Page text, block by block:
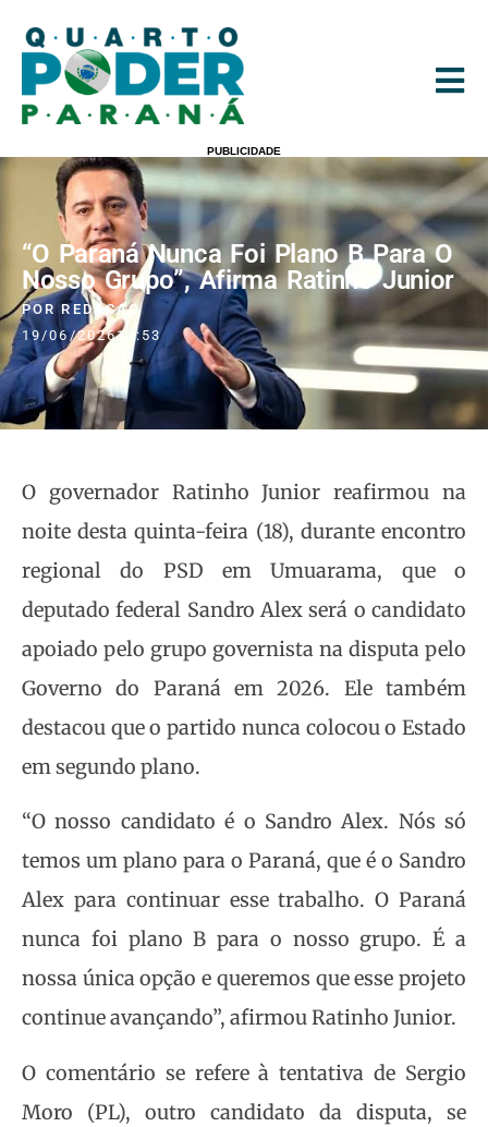
PUBLICIDADE
“O Paraná Nunca Foi Plano B Para O
Nosso Grupo”, Afirma Ratinho Junior
PORREDACAO
19/06/202611:53
O governador Ratinho Junior reafirmou na
noite desta quinta-feira (18), durante encontro
regional do PSD em Umuarama, que o
deputado federal Sandro Alex será o candidato
apoiado pelo grupo governista na disputa pelo
Governo do Paraná em 2026. Ele também
destacou que o partido nunca colocou o Estado
em segundo plano.
“O nosso candidato é o Sandro Alex. Nós só
temos um plano para o Paraná, que é o Sandro
Alex para continuar esse trabalho. O Paraná
nunca foi plano B para o nosso grupo. É a
nossa única opção e queremos que esse projeto
continue avançando”, afirmou Ratinho Junior.
O comentário se refere à tentativa de Sergio
Moro (PL), outro candidato da disputa, se